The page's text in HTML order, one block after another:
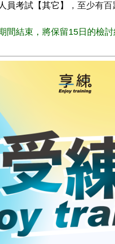
員考試【其它 】 ， 至少有
間結束，將保留15日的檢